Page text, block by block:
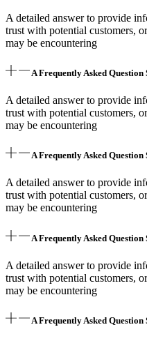
A detailed answer to provide
trust with potential customers,
may be encountering
A Frequently Asked
A detailed answer to provide
trust with potential customers,
may be encountering
A Frequently Asked
A detailed answer to provide
trust with potential customers,
may be encountering
A Frequently Asked
A detailed answer to provide
trust with potential customers,
may be encountering
A Frequently Asked